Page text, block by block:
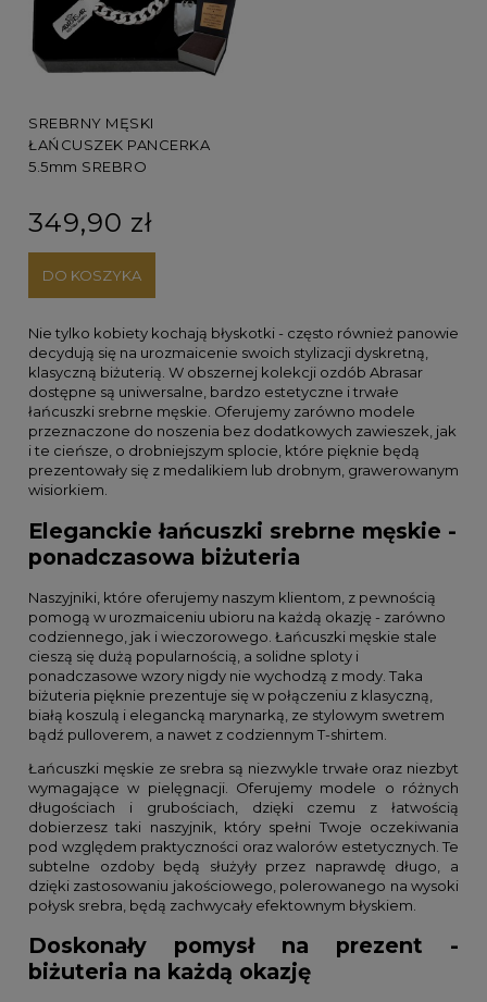
SREBRNY MĘSKI
ŁAŃCUSZEK PANCERKA
5.5mm SREBRO
349,90 zł
DO KOSZYKA
Nie tylko kobiety kochają błyskotki - często również panowie
decydują się na urozmaicenie swoich stylizacji dyskretną,
klasyczną biżuterią. W obszernej kolekcji ozdób Abrasar
dostępne są uniwersalne, bardzo estetyczne i trwałe
łańcuszki srebrne męskie. Oferujemy zarówno modele
przeznaczone do noszenia bez dodatkowych zawieszek, jak
i te cieńsze, o drobniejszym splocie, które pięknie będą
prezentowały się z medalikiem lub drobnym, grawerowanym
wisiorkiem.
Eleganckie łańcuszki srebrne męskie -
ponadczasowa biżuteria
Naszyjniki, które oferujemy naszym klientom, z pewnością
pomogą w urozmaiceniu ubioru na każdą okazję - zarówno
codziennego, jak i wieczorowego. Łańcuszki męskie stale
cieszą się dużą popularnością, a solidne sploty i
ponadczasowe wzory nigdy nie wychodzą z mody. Taka
biżuteria pięknie prezentuje się w połączeniu z klasyczną,
białą koszulą i elegancką marynarką, ze stylowym swetrem
bądź pulloverem, a nawet z codziennym T-shirtem.
Łańcuszki męskie ze srebra są niezwykle trwałe oraz niezbyt
wymagające w pielęgnacji. Oferujemy modele o różnych
długościach i grubościach, dzięki czemu z łatwością
dobierzesz taki naszyjnik, który spełni Twoje oczekiwania
pod względem praktyczności oraz walorów estetycznych. Te
subtelne ozdoby będą służyły przez naprawdę długo, a
dzięki zastosowaniu jakościowego, polerowanego na wysoki
połysk srebra, będą zachwycały efektownym błyskiem.
Doskonały pomysł na prezent -
biżuteria na każdą okazję